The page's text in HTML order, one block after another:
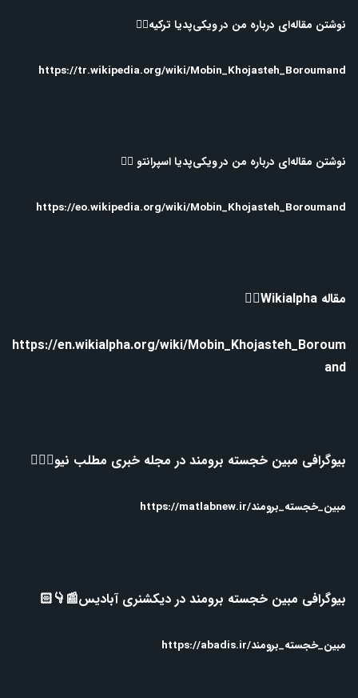
نوشتن مقاله‌ای درباره من در ویکی‌پدیا ترکیه👇🏻
https://tr.wikipedia.org/wiki/Mobin_Khojasteh_Boroumand
نوشتن مقاله‌ای درباره من در ویکی‌پدیا اسپرانتو 👇🏻
https://eo.wikipedia.org/wiki/Mobin_Khojasteh_Boroumand
مقاله Wikialpha👇🏻
https://en.wikialpha.org/wiki/Mobin_Khojasteh_Boroum
and
بیوگرافی مبین خجسته برومند در مجله خبری مطلب نیو👇🏻📰
مبین_خجسته_برومند/https://matlabnew.ir
بیوگرافی مبین خجسته برومند در دیکشنری آبادیس📰👇🏻
مبین_خجسته_برومند/https://abadis.ir